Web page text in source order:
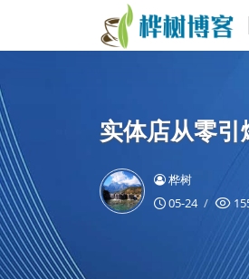
实体店从零
桦树
05-24